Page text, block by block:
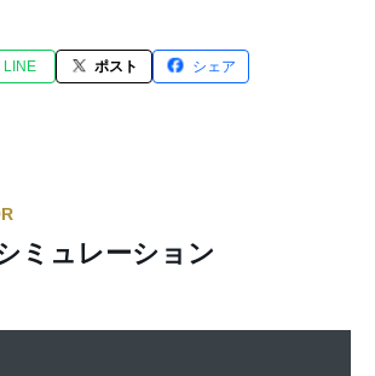
LINE ポスト シェア
ミュレーション